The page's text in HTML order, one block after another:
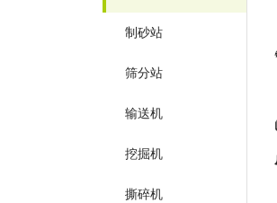
制砂站
筛分站
输送机
挖掘机
撕碎机